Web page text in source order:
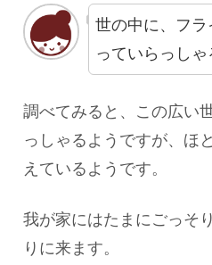
世の中に、フ
っていらっしゃ
調べてみると、この広い
っしゃるようですが、ほ
えているようです。
我が家にはたまにごっそ
りに来ます。